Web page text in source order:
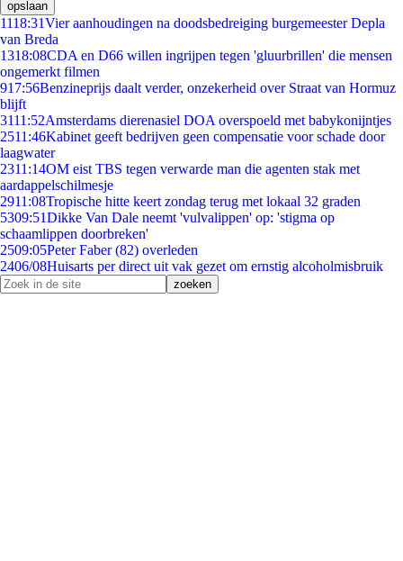
opslaan
1118:31Vier aanhoudingen na doodsbedreiging burgemeester Depla
van Breda
1318:08CDA en D66 willen ingrijpen tegen 'gluurbrillen' die mensen
ongemerkt filmen
917:56Benzineprijs daalt verder, onzekerheid over Straat van Hormuz
blijft
3111:52Amsterdams dierenasiel DOA overspoeld met babykonijntjes
2511:46Kabinet geeft bedrijven geen compensatie voor schade door
laagwater
2311:14OM eist TBS tegen verwarde man die agenten stak met
aardappelschilmesje
2911:08Tropische hitte keert zondag terug met lokaal 32 graden
5309:51Dikke Van Dale neemt 'vulvalippen' op: 'stigma op
schaamlippen doorbreken'
2509:05Peter Faber (82) overleden
2406/08Huisarts per direct uit vak gezet om ernstig alcoholmisbruik